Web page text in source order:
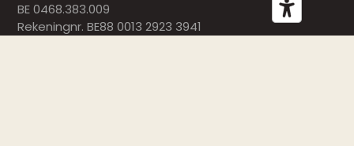
BE 0468.383.009
Rekeningnr. BE88 0013 2923 3941